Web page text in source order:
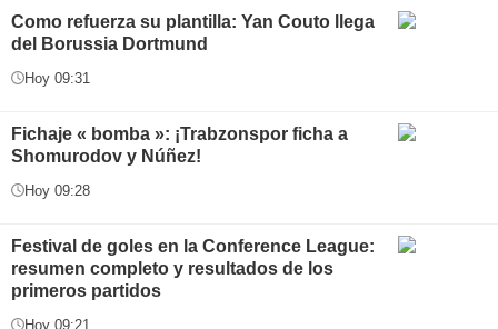
Como refuerza su plantilla: Yan Couto llega
del Borussia Dortmund
Hoy 09:31
Fichaje « bomba »: ¡Trabzonspor ficha a
Shomurodov y Núñez!
Hoy 09:28
Festival de goles en la Conference League:
resumen completo y resultados de los
primeros partidos
Hoy 09:21